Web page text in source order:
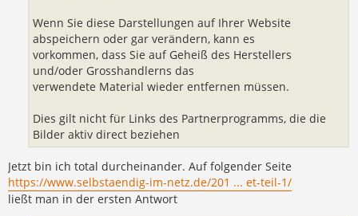
Wenn Sie diese Darstellungen auf Ihrer Website
abspeichern oder gar verändern, kann es
vorkommen, dass Sie auf Geheiß des Herstellers
und/oder Grosshandlerns das
verwendete Material wieder entfernen müssen.
Dies gilt nicht für Links des Partnerprogramms, die die
Bilder aktiv direct beziehen
Jetzt bin ich total durcheinander. Auf folgender Seite
https://www.selbstaendig-im-netz.de/201 ... et-teil-1/
ließt man in der ersten Antwort